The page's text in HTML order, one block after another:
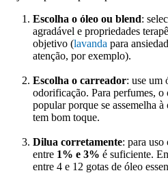
Escolha o óleo ou blend:
agradável e propriedades
objetivo (lavanda para
atenção, por exemplo).
Escolha o carreador: use um
odorificação. Para perfumes,
popular porque se assemelha
tem bom toque.
Dilua corretamente: para
entre 1% e 3% é suficiente.
entre 4 e 12 gotas de óleo